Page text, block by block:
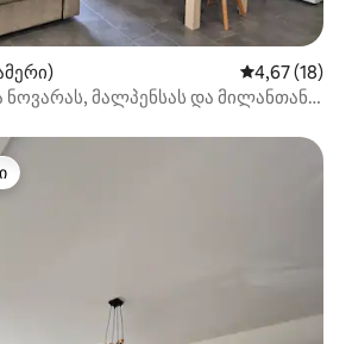
საშუალო
4,67 (18)
ნოვარას, მალპენსას და მილანთან